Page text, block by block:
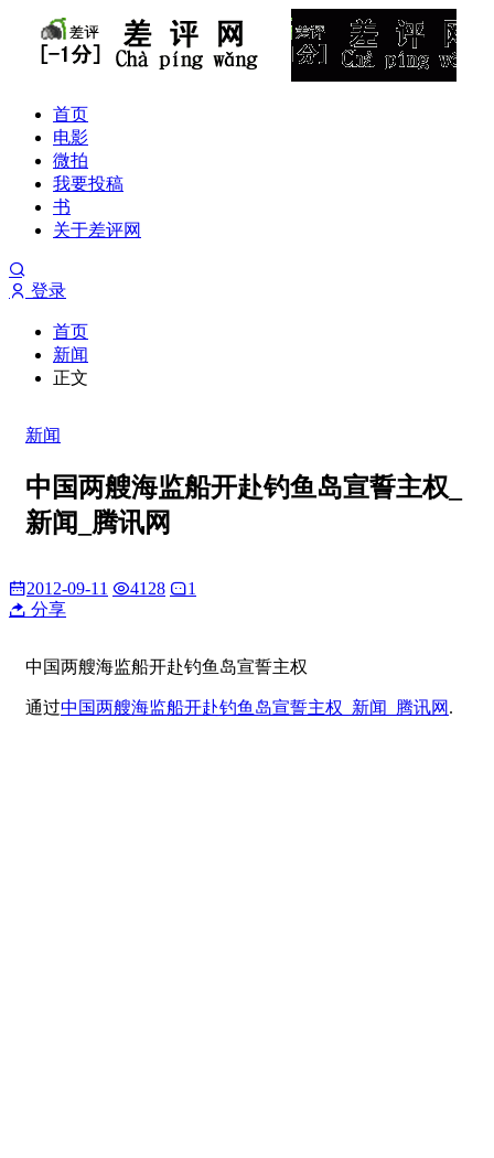
首页
电影
微拍
我要投稿
书
关于差评网
登录
首页
新闻
正文
新闻
中国两艘海监船开赴钓鱼岛宣誓主权_
新闻_腾讯网
2012-09-11 4128
1
分享
中国两艘海监船开赴钓鱼岛宣誓主权
通过中国两艘海监船开赴钓鱼岛宣誓主权_新闻_腾讯网 .